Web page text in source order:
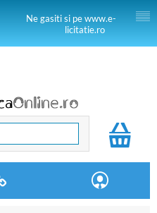
Ne gasiti si pe www.e-
licitatie.ro